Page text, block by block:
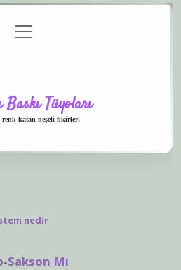
menüyü
aç
Baskı Tüyoları
renk katan neşeli fikirler!
nedir
Sakson Mı